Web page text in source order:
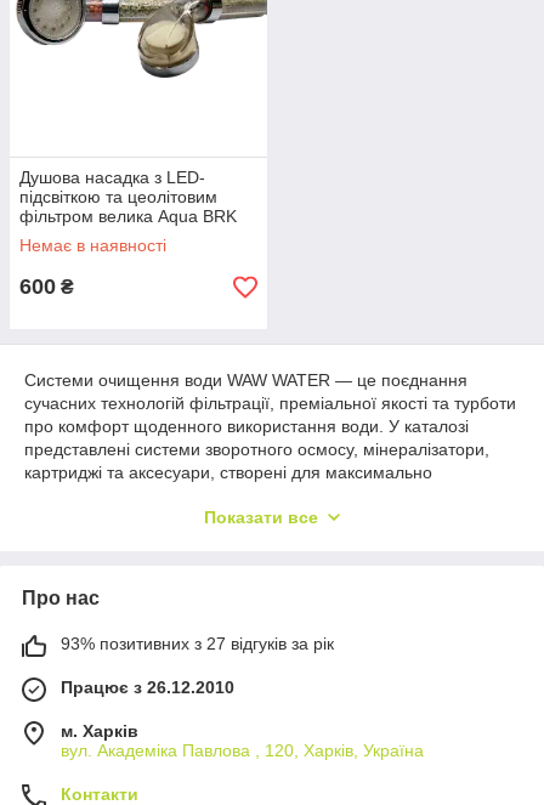
Душова насадка з LED-
підсвіткою та цеолітовим
фільтром велика Aqua BRK
Немає в наявності
600 ₴
Системи очищення води WAW WATER — це поєднання
сучасних технологій фільтрації, преміальної якості та турботи
про комфорт щоденного використання води. У каталозі
представлені системи зворотного осмосу, мінералізатори,
картриджі та аксесуари, створені для максимально
структурування води, адаптовані під потреби квартири,
система фільтрації та простота обслуговування роблять ці
використання.
Показати все
Про нас
93% позитивних з 27 відгуків за рік
Працює з 26.12.2010
м. Харків
вул. Академіка Павлова , 120, Харків, Україна
Контакти